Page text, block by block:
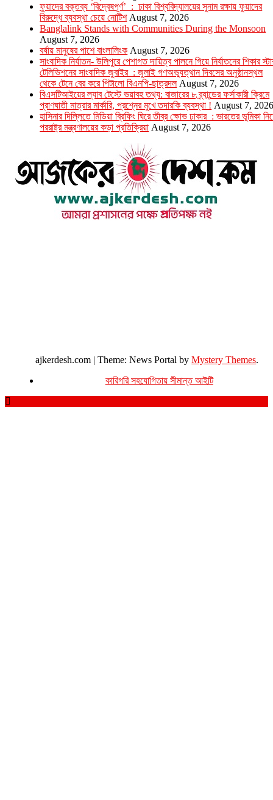
ফুয়াদের বক্তব্য ‘বিদ্বেষপূর্ণ’ : ঢাকা বিশ্ববিদ্যালয়ের সুনাম রক্ষায় ফুয়াদের
বিরুদ্ধে ব্যবস্থা চেয়ে নোটিশ August 7, 2026
Banglalink Stands with Communities During the Monsoon
August 7, 2026
বর্ষায় মানুষের পাশে বাংলালিংক August 7, 2026
সাংবাদিক নির্যাতন- উলিপুরে পেশাগত দায়িত্ব পালনে গিয়ে নির্যাতনের শিকার
টেলিভিশনের সাংবাদিক জুবাইর : জুলাই গণঅভ্যুত্থান দিবসের অনুষ্ঠানস্থল
থেকে টেনে বের করে পিটালো বিএনপি-ছাত্রদল August 7, 2026
বিএসটিআইয়ের ল্যাব টেস্টে ভয়াবহ তথ্য: বাজারের ৮ ব্র্যান্ডের ফর্সাকারী ক্রিমে
প্রাণঘাতী মাত্রার মার্কারি, প্রশ্নের মুখে তদারকি ব্যবস্থা ! August 7,
হাসিনার দিল্লিতে মিডিয়া ব্রিফিং ঘিরে তীব্র ক্ষোভ ঢাকার : ভারতের ভূমিকা
পররাষ্ট্র মন্ত্রণালয়ের কড়া প্রতিক্রিয়া August 7, 2026
ajkerdesh.com |Theme: News Portal byMystery Themes.
কারিগরি সহযোগিতায় সীমান্ত আইটি